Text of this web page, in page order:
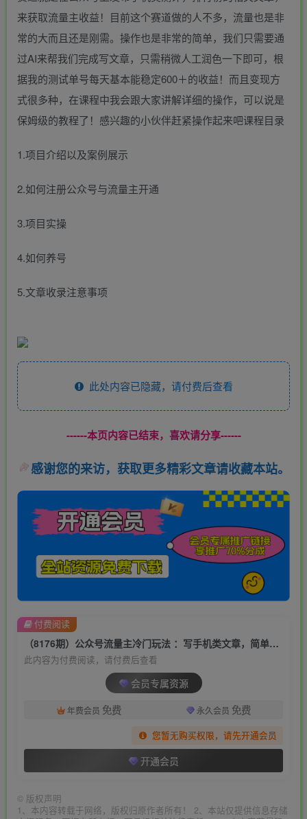
来获取流量主收益！目前这个赛道做的人不多，流量也是非
常的大而且还是刚需。操作也是非常的简单，我们只需要通
过AI来帮我们完成写文章，只需稍微人工润色一下即可，根
据我的测试单号每天基本能稳定600＋的收益！而且变现方
式很多种，在课程中我会跟大家讲解详细的操作，可以说是
保姆级的教程了！感兴趣的小伙伴赶紧操作起来吧课程目录
1.项目介绍以及案例展示
2.如何注册公众号与流量主开通
3.项目实操
4.如何养号
5.文章收录注意事项
此处内容已隐藏，请付费后查看
------本页内容已结束，喜欢请分享------
感谢您的来访，获取更多精彩文章请收藏本站。
（8176期）公众号流量主冷门玩法 ：写手机类文章，简单易操作 ，单号日入600＋
此内容为付费阅读，请付费后查看
会员专属资源
年费会员 免费 永久会员 免费
您暂无购买权限，请先开通会员
开通会员
付费阅读
© 版权声明
1、本内容转载于网络，版权归原作者所有！ 2、本站仅提供信息存储